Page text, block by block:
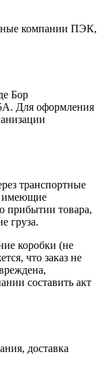
компании ПЭК,
Бор
Для оформления
транспортные
имеющие
прибытии товара,
груза.
коробки (не
что заказ не
составить акт
доставка